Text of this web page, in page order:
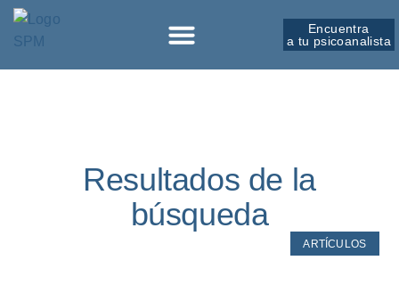
Encuentra
a tu psicoanalista
Resultados de la
búsqueda
ARTÍCULOS